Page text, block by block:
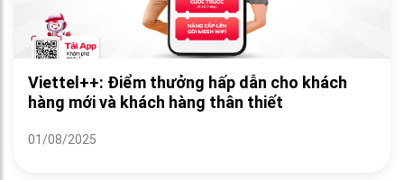
Viettel++: Điểm thưởng hấp dẫn cho khách
hàng mới và khách hàng thân thiết
01/08/2025